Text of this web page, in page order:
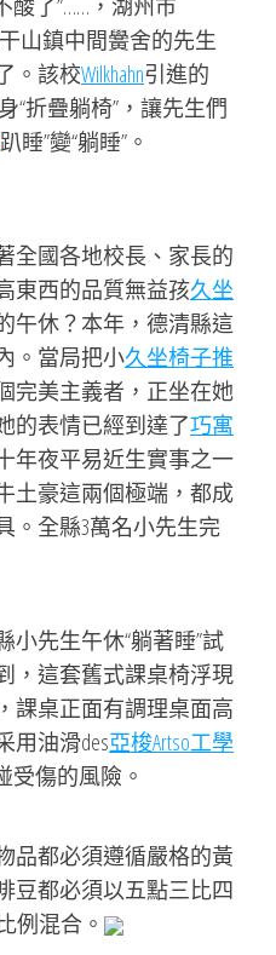
酸了”……，湖州市
山鎮中間黌舍的先生
。該校Wilkhahn引進的
“折疊躺椅”，讓先生們
睡”變“躺睡”。
全國各地校長、家長的
東西的品質無益孩久坐
午休？本年，德清縣這
。當局把小久坐椅子推
完美主義者，正坐在她
的表情已經到達了巧寓
年夜平易近生實事之一
土豪這兩個極端，都成
。全縣3萬名小先生完
小先生午休“躺著睡”試
，這套舊式課桌椅浮現
課桌正面有調理桌面高
用油滑des亞梭Artso工學
受傷的風險。
品都必須遵循嚴格的黃
豆都必須以五點三比四
例混合。